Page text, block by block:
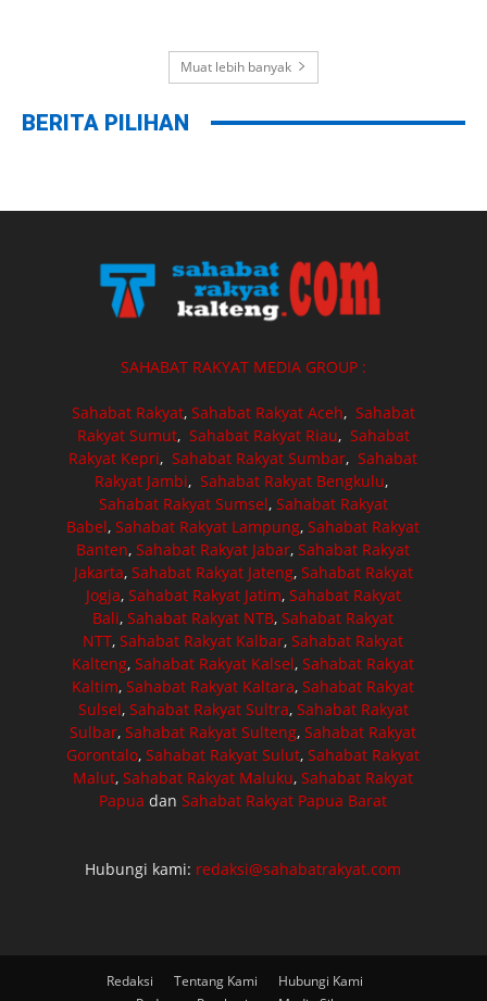
Muat lebih banyak
BERITA PILIHAN
SAHABAT RAKYAT MEDIA GROUP :
Sahabat Rakyat, Sahabat Rakyat Aceh, Sahabat
Rakyat Sumut, Sahabat Rakyat Riau, Sahabat
Rakyat Kepri,Sahabat Rakyat Sumbar,Sahabat
Rakyat Jambi, Sahabat Rakyat Bengkulu,
Sahabat Rakyat Sumsel, Sahabat Rakyat
Babel,Sahabat Rakyat Lampung,Sahabat Rakyat
Banten,Sahabat Rakyat Jabar,Sahabat Rakyat
Jakarta, Sahabat Rakyat Jateng, Sahabat Rakyat
Jogja, Sahabat Rakyat Jatim, Sahabat Rakyat
Bali,Sahabat Rakyat NTB,Sahabat Rakyat
NTT,Sahabat Rakyat Kalbar,Sahabat Rakyat
Kalteng,Sahabat Rakyat Kalsel,Sahabat Rakyat
Kaltim,Sahabat Rakyat Kaltara,Sahabat Rakyat
Sulsel, Sahabat Rakyat Sultra, Sahabat Rakyat
Sulbar,Sahabat Rakyat Sulteng,Sahabat Rakyat
Gorontalo,Sahabat Rakyat Sulut,Sahabat Rakyat
Malut,Sahabat Rakyat Maluku,Sahabat Rakyat
Papua danSahabat Rakyat Papua Barat
Hubungi kami: redaksi@sahabatrakyat.com
Redaksi Tentang Kami
Hubungi Kami